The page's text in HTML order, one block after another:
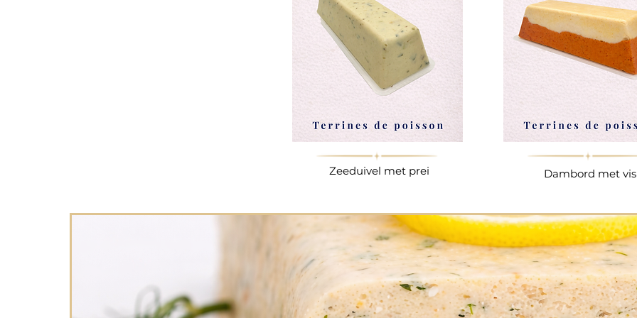
Zeeduivel met prei Dambord met vis